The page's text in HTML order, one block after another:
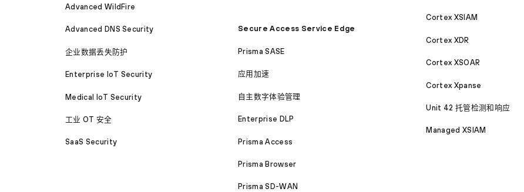
Advanced WildFire
Advanced DNS Security
企业数据丢失防护
Enterprise IoT Security
Medical IoT Security
工业 OT 安全
SaaS Security
Secure Access Service Edge
Prisma SASE
应用加速
自主数字体验管理
Enterprise DLP
Prisma Access
Prisma Browser
Prisma SD-WAN
Cortex XSIAM
Cortex XDR
Cortex XSOAR
Cortex Xpanse
Unit 42 托管检测和响应
Managed XSIAM